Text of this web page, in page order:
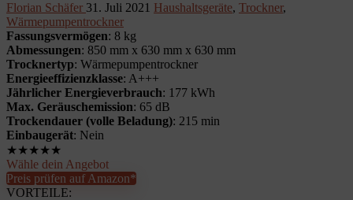
Florian Schäfer 31. Juli 2021 Haushaltsgeräte, Trockner,
Wärmepumpentrockner
Fassungsvermögen: 8 kg
Abmessungen: 850 mm x 630 mm x 630 mm
Trocknertyp: Wärmepumpentrockner
Energieeffizienzklasse: A+++
Jährlicher Energieverbrauch: 177 kWh
Max. Geräuschemission: 65 dB
Trockendauer (volle Beladung): 215 min
Einbaugerät: Nein
★★★★★
Wähle dein Angebot
Preis prüfen auf Amazon*
VORTEILE: